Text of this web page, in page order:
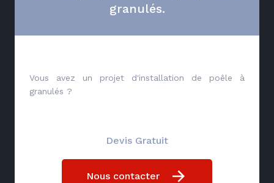
granulés.
Vous avez un projet d'installation de poêle à
granulés ?
Devis Gratuit
Nous contacter